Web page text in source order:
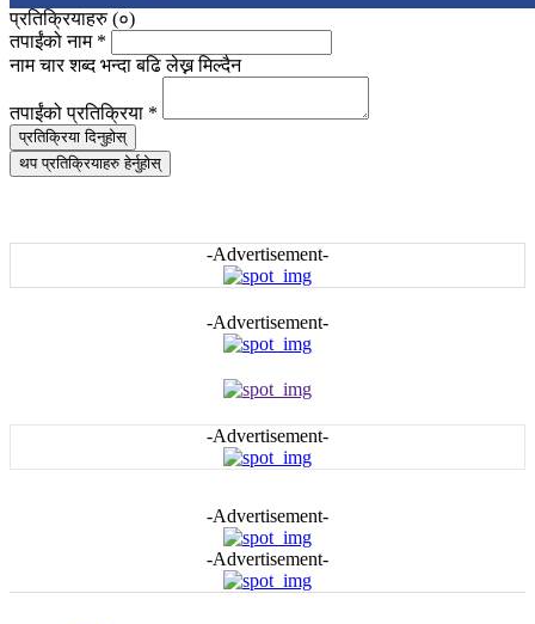
प्रतिक्रियाहरु (०)
तपाईंको नाम *
नाम चार शब्द भन्दा बढि लेख्न मिल्दैन
तपाईंको प्रतिक्रिया *
प्रतिक्रिया दिनुहोस्
थप प्रतिक्रियाहरु हेर्नुहोस्
-Advertisement-
-Advertisement-
-Advertisement-
-Advertisement-
-Advertisement-